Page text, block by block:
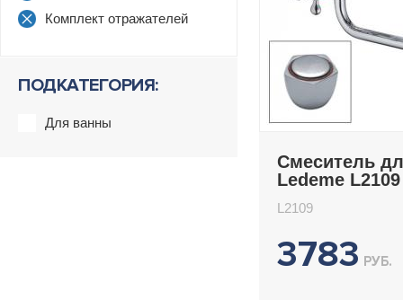
Комплект отражателей
ПОДКАТЕГОРИЯ:
Для ванны
Смеситель
Ledeme L2109
L2109
3783 РУБ.